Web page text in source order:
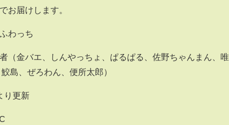
お届けします。
わっち
エ、しんやっちょ、ぱるぱる、佐野ちゃんまん、唯
島、ぜろわん、便所太郎）
り更新